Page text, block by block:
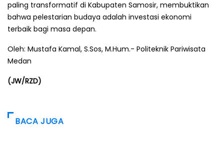
paling transformatif di Kabupaten Samosir, membuktikan
bahwa pelestarian budaya adalah investasi ekonomi
terbaik bagi masa depan.
Oleh: Mustafa Kamal, S.Sos, M.Hum.- Politeknik Pariwisata
Medan
(JW/RZD)
BACA JUGA